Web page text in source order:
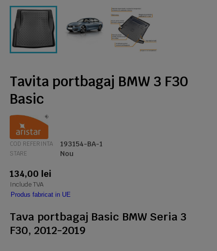
Tavita portbagaj BMW 3 F30
Basic
COD REFERINTA 193154-BA-1
STARE Nou
134,00 lei
Include TVA
Produs fabricat in UE
Tava portbagaj Basic BMW Seria 3
F30, 2012-2019